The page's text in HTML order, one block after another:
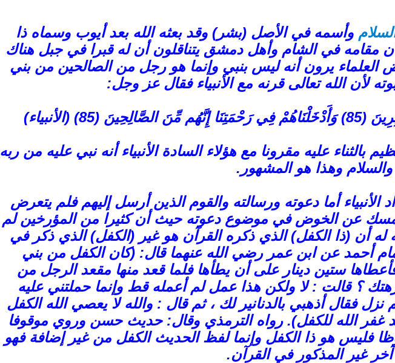
وأسمه في الأصل (بشر) وقد بعثه الله بعد أيوب وسماه ذا
مقامه في الشام وأهل دمشق يتناقلون أن له قبرا في جبل هناك
يرون أنه ليس بنبي وإنما هو رجل من الصالحين من بني
لأن الله تعالى قرنه مع الأنبياء فقال عز وجل:
(الأنبياء)
عليه مقرونا مع هؤلاء السادة الأنبياء أنه نبي عليه من ربه
والسلام وهذا هو المشهور.
أما دعوته ورسالته والقوم الذين أرسل إليهم فلم يتعرض
نمسك عن الخوض في موضوع دعوته حيث أن كثيرا من المؤرخين لم
له أن (ذا الكفل) الذي ذكره القرآن هو غير (الكفل) الذي ذكر في
أحمد عن ابن عمر رضي الله عنهما قال: (كان الكفل من بني
ستين دينار على أن يطأها فلما قعد منها مقعد الرجل من
؟ قالت : لا ولكن هذا عمل لم أعمله قط وإنما حملتني عليه
فقال أذهبي بالدنانير لك ، ثم قال : والله لا يعصي الله الكفل
غفر الله للكفل). رواه الترمذي وقال: حديث حسن وروي موقوفا
فليس هو ذا الكفل وإنما لفظ الحديث الكفل من غير إضافة فهو
غير المذكور في القرآن.